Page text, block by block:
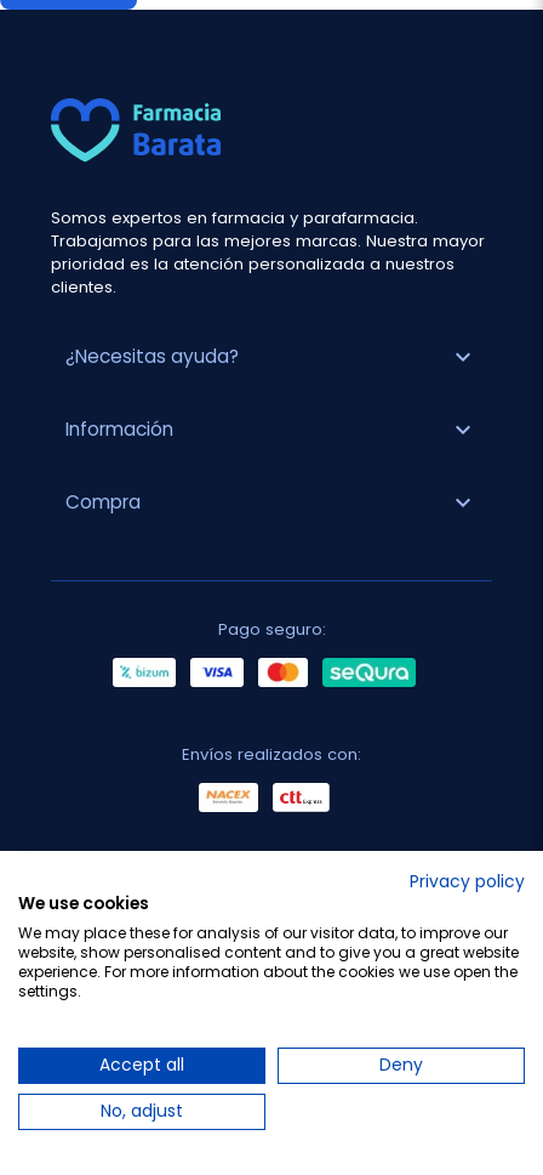
Somos expertos en farmacia y parafarmacia.
Trabajamos para las mejores marcas. Nuestra mayor
prioridad es la atención personalizada a nuestros
clientes.
¿Necesitas ayuda? expand_more
Información expand_more
Compra expand_more
Pago seguro:
Envíos realizados con:
Privacy policy
We use cookies
We may place these for analysis of our visitor data, to improve our
website, show personalised content and to give you a great website
experience. For more information about the cookies we use open the
settings.
Accept all
Deny
No, adjust